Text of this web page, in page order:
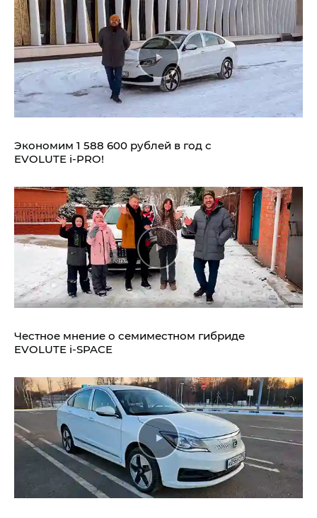
Экономим 1 588 600 рублей в год с
EVOLUTE i‑PRO!
Честное мнение о семиместном гибриде
EVOLUTE i‑SPACE